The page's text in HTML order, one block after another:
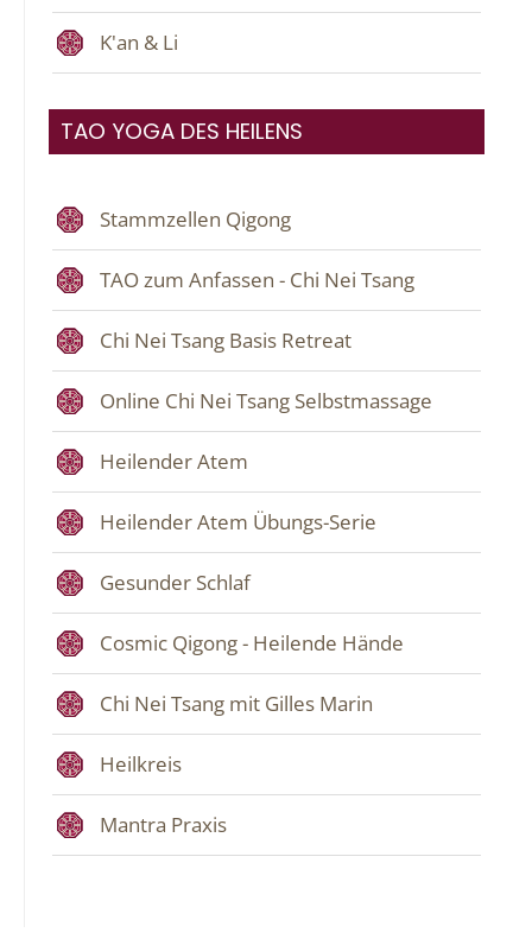
K'an & Li
TAO YOGA DES HEILENS
Stammzellen Qigong
TAO zum Anfassen - Chi Nei Tsang
Chi Nei Tsang Basis Retreat
Online Chi Nei Tsang Selbstmassage
Heilender Atem
Heilender Atem Übungs-Serie
Gesunder Schlaf
Cosmic Qigong - Heilende Hände
Chi Nei Tsang mit Gilles Marin
Heilkreis
Mantra Praxis